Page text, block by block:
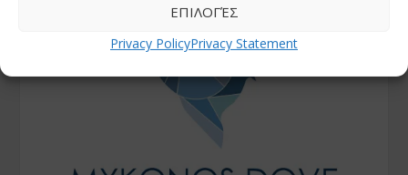
ΕΠΙΛΟΓΈΣ
Privacy PolicyPrivacy Statement